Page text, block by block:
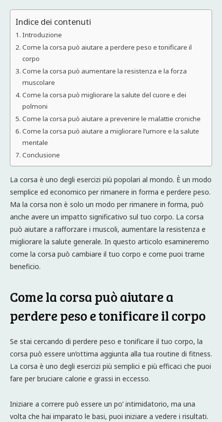
Indice dei contenuti
Introduzione
Come la corsa può aiutare a perdere peso e tonificare il
corpo
Come la corsa può aumentare la resistenza e la forza
muscolare
Come la corsa può migliorare la salute del cuore e dei
polmoni
Come la corsa può aiutare a prevenire le malattie croniche
Come la corsa può aiutare a migliorare l’umore e la salute
mentale
Conclusione
La corsa è uno degli esercizi più popolari al mondo. È un modo
semplice ed economico per rimanere in forma e perdere peso.
Ma la corsa non è solo un modo per rimanere in forma, può
anche avere un impatto significativo sul tuo corpo. La corsa
può aiutare a rafforzare i muscoli, aumentare la resistenza e
migliorare la salute generale. In questo articolo esamineremo
come la corsa può cambiare il tuo corpo e come puoi trarne
beneficio.
Come la corsa può aiutare a
perdere peso e tonificare il corpo
Se stai cercando di perdere peso e tonificare il tuo corpo, la
corsa può essere un’ottima aggiunta alla tua routine di fitness.
La corsa è uno degli esercizi più semplici e più efficaci che puoi
fare per bruciare calorie e grassi in eccesso.
Iniziare a correre può essere un po’ intimidatorio, ma una
volta che hai imparato le basi, puoi iniziare a vedere i risultati.